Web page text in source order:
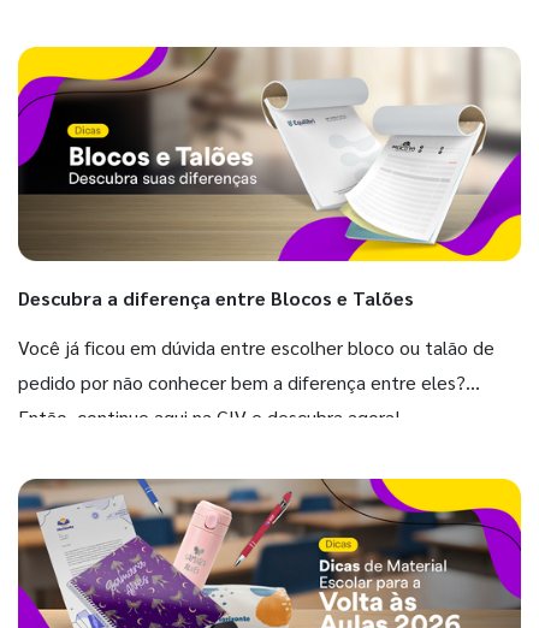
Descubra a diferença entre Blocos e Talões
Você já ficou em dúvida entre escolher bloco ou talão de
pedido por não conhecer bem a diferença entre eles?
Então, continue aqui na GIV e descubra agora!